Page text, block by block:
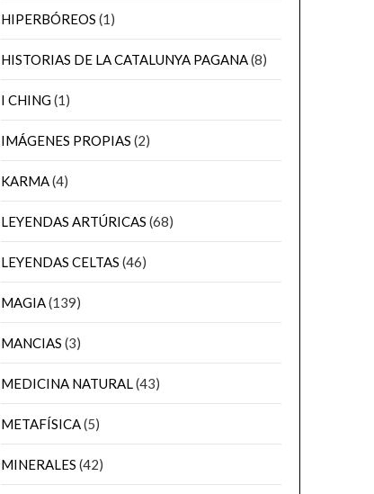
HIPERBÓREOS (1)
HISTORIAS DE LA CATALUNYA PAGANA(8)
I CHING(1)
IMÁGENES PROPIAS (2)
KARMA(4)
LEYENDAS ARTÚRICAS (68)
LEYENDAS CELTAS (46)
MAGIA(139)
MANCIAS (3)
MEDICINA NATURAL(43)
METAFÍSICA(5)
MINERALES (42)